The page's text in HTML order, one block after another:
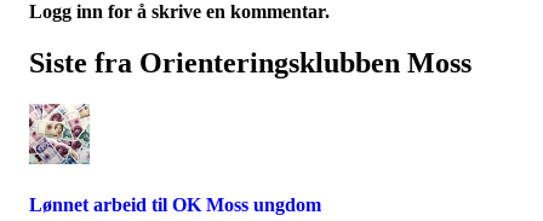
Logg inn for å skrive en kommentar.
Siste fra Orienteringsklubben Moss
Lønnet arbeid til OK Moss ungdom